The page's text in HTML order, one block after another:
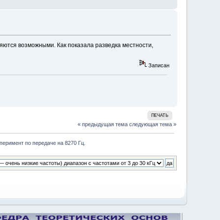
возможными. Как показала разведка местности,
Записан
ПЕЧАТЬ
« предыдущая тема следующая тема »
по передаче на 8270 Гц.